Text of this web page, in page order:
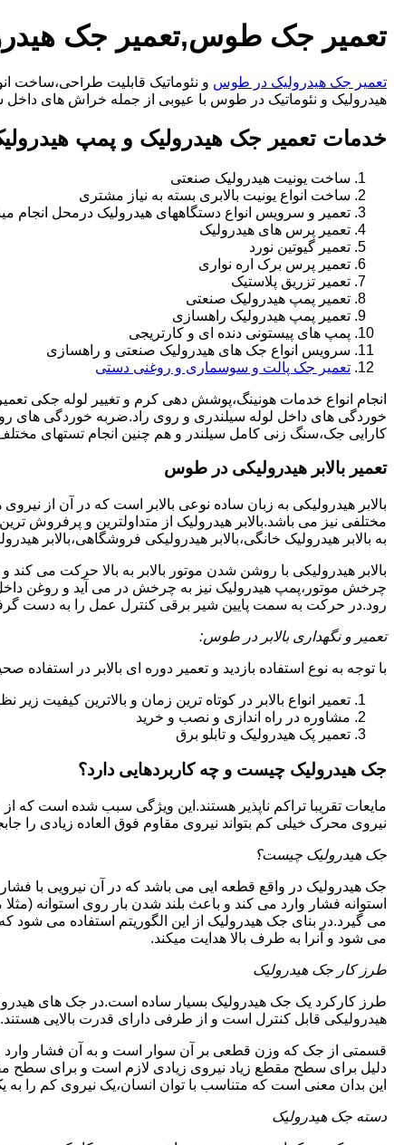
تعمیر جک طوس,تعمیر جک
تعمیر جک هیدرولیک در طوس و نئوماتیک قابلیت طراحی،ساخت
هیدرولیک و نئوماتیک در طوس با عیوبی از جمله خراش های داخل سیلندر،خرابی
خدمات تعمیر جک هیدرولیک و پمپ
ساخت یونیت هیدرولیک صنعتی
ساخت انواع یونیت بالابری بسته به نیاز مشتری
تعمیر و سرویس انواع دستگاههای هیدرولیک درمحل انجام
تعمیر پرس های هیدرولیک
تعمیر گیوتین نورد
تعمیر پرس برک اره نواری
تعمیر تزریق پلاستیک
تعمیر پمپ هیدرولیک صنعتی
تعمیر پمپ هیدرولیک راهسازی
پمپ های پیستونی دنده ای و کارتریجی
سرویس انواع جک های هیدرولیک صنعتی و راهسازی
تعمیر جک پالت و سوسماری و روغنی دستی
انجام انواع خدمات هونینگ،پوشش دهی کرم و تغییر لوله جکی
خوردگی های داخل لوله سیلندری و روی راد.ضربه خوردگی های روی
کارایی جک،سنگ زنی کامل سیلندر و هم چنین انجام تستهای
تعمیر بالابر هیدرولیکی در طوس
بالابر هیدرولیکی به زبان ساده نوعی بالابر است که در آن از
مختلفی نیز می باشد.بالابر هیدرولیک از متداولترین و پرفروش
به بالابر هیدرولیک خانگی،بالابر هیدرولیکی فروشگاهی،بالابر
بالابر هیدرولیکی با روشن شدن موتور بالابر به بالا حرکت
چرخش موتور،پمپ هیدرولیک نیز به چرخش در می آید و روغن
رود.در حرکت به سمت پایین شیر برقی کنترل عمل را به دست گرفته
تعمیر و نگهداری بالابر در طوس:
با توجه به نوع استفاده بازدید و تعمیر دوره ای بالابر در استفاده
تعمیر انواع بالابر در کوتاه ترین زمان و بالاترین کیفیت
مشاوره در راه اندازی و نصب و خرید
تعمیر پک هیدرولیک و تابلو برق
جک هیدرولیک چیست و چه کاربردهایی دارد؟
مایعات تقریبا تراکم ناپذیر هستند.این ویژگی سبب شده است که از
نیروی محرک خیلی کم بتواند نیروی مقاوم فوق العاده زیادی را
جک هیدرولیک چیست؟
جک هیدرولیک در واقع قطعه ایی می باشد که در آن نیرویی با
استوانه فشار وارد می کند و باعث بلند شدن بار روی استوانه
می گیرد.در بنای جک هیدرولیک از این الگوریتم استفاده می شود
می شود و آنرا به طرف بالا هدایت میکند.
طرز کار جک هیدرولیک
طرز کارکرد یک جک هیدرولیک بسیار ساده است.در جک های
هیدرولیکی قابل کنترل است و از طرفی دارای قدرت بالایی هستند.
قسمتی از جک که وزن قطعی بر آن سوار است و به آن فشار وارد
دلیل برای سطح مقطع زیاد نیروی زیادی لازم است و برای سطح
این بدان معنی است که متناسب با توان انسان،یک نیروی کم را
دسته جک هیدرولیک